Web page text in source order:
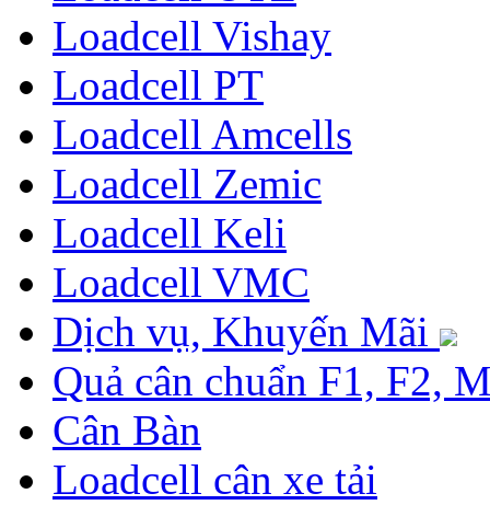
Loadcell Vishay
Loadcell PT
Loadcell Amcells
Loadcell Zemic
Loadcell Keli
Loadcell VMC
Dịch vụ, Khuyến Mãi
Quả cân chuẩn F1, F2,
Cân Bàn
Loadcell cân xe tải